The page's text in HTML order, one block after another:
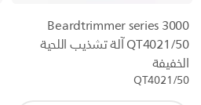
Beardtrimmer series 3000
QT4021/50 آلة تشذيب اللحية
الخفيفة
QT4021/50